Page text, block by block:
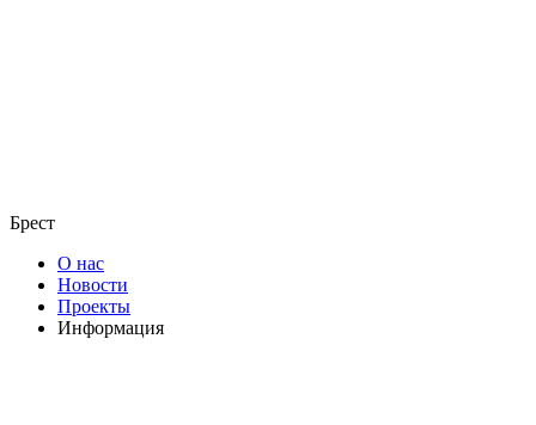
Брест
О нас
Новости
Проекты
Информация